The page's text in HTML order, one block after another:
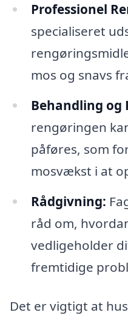
Professionel
specialiseret
mos og snavs
Behandling og
rengøringen
påføres, som
mosvækst i at
Rådgivning:
råd om,
vedligeholder
fremtidige
Det er vigtigt at